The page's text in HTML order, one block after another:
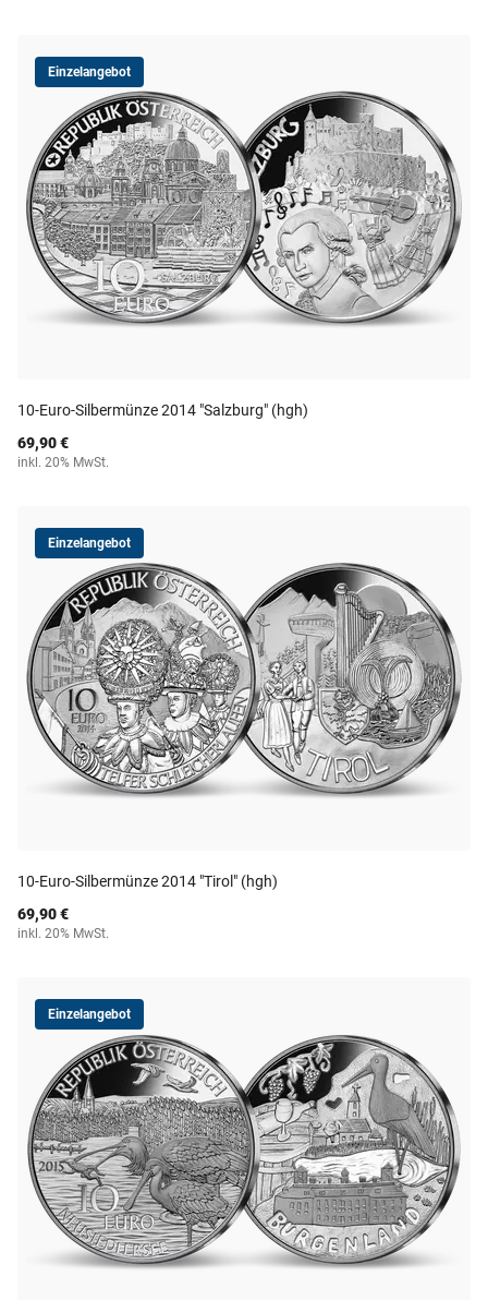
Einzelangebot
10-Euro-Silbermünze 2014 "Salzburg" (hgh)
69,90 €
inkl. 20% MwSt.
Einzelangebot
10-Euro-Silbermünze 2014 "Tirol" (hgh)
69,90 €
inkl. 20% MwSt.
Einzelangebot